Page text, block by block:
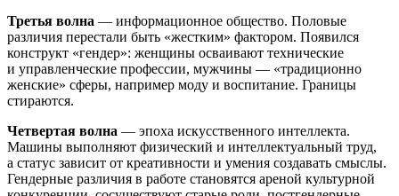
Третья волна — информационное общество. Половые
различия перестали быть «жестким» фактором. Появился
конструкт «гендер»: женщины осваивают технические
и управленческие профессии, мужчины — «традиционно
женские» сферы, например моду и воспитание. Границы
стираются.
Четвертая волна — эпоха искусственного интеллекта.
Машины выполняют физический и интеллектуальный труд,
а статус зависит от креативности и умения создавать смыслы.
Гендерные различия в работе становятся ареной культурной